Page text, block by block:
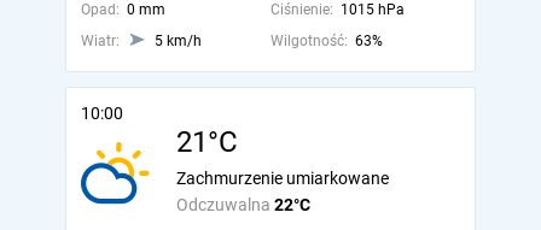
Opad: 0 mm Ciśnienie: 1015 hPa
Wiatr:
5 km/h Wilgotność: 63%
10:00
21°C
Odczuwalna 22°C
Zachmurzenie umiarkowane